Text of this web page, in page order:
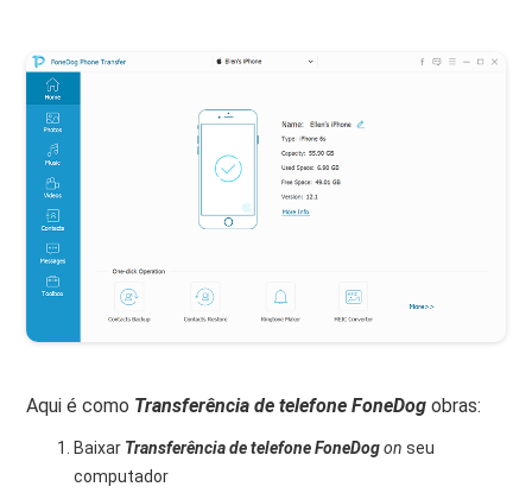
Aqui é como Transferência de telefone FoneDog obras:
Baixar Transferência de telefone FoneDogon seu
computador